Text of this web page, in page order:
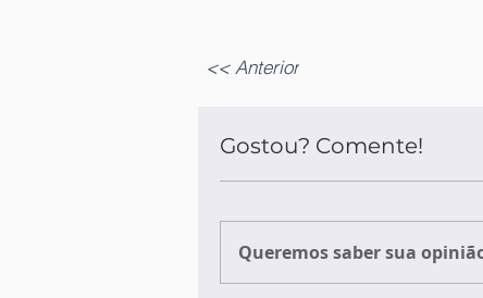
<< Anterior
Gostou? Comente!
Queremos saber sua